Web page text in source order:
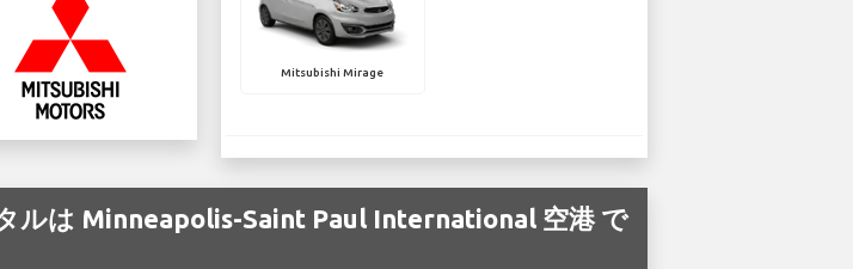
Mitsubishi Mirage
ルは Minneapolis-Saint Paul International 空港 で